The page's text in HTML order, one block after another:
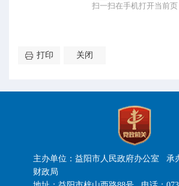
扫一扫在手机打开当前页
打印 关闭
主办单位：益阳市人民政府办公室 承
财政局